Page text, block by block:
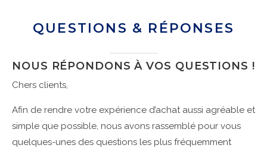
QUESTIONS & RÉPONSES
NOUS RÉPONDONS À VOS QUESTIONS !
Chers clients,
Afin de rendre votre expérience d’achat aussi agréable et
simple que possible, nous avons rassemblé pour vous
quelques-unes des questions les plus fréquemment